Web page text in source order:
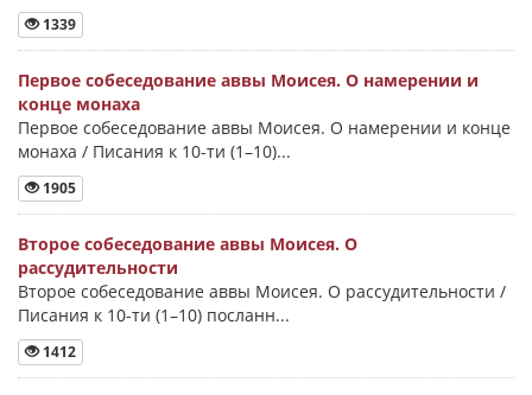
1339
Первое собеседование аввы Моисея. О намерении и
конце монаха
Первое собеседование аввы Моисея. О намерении и конце
монаха / Писания к 10-ти (1–10)...
1905
Второе собеседование аввы Моисея. О
рассудительности
Второе собеседование аввы Моисея. О рассудительности /
Писания к 10-ти (1–10) посланн...
1412